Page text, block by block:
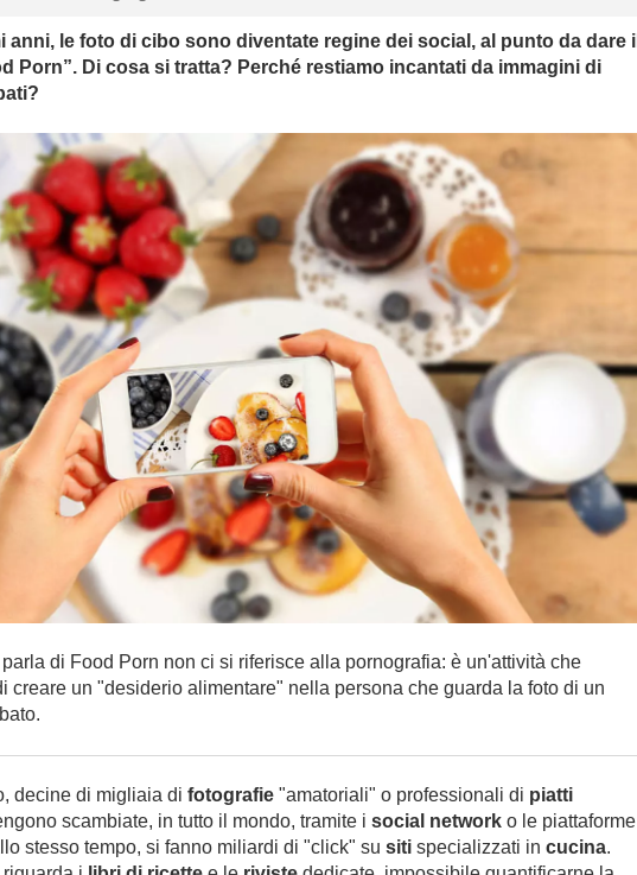
anni, le foto di cibo sono diventate regine dei social, al punto da dare il
Porn”. Di cosa si tratta? Perché restiamo incantati da immagini di
di Food Porn non ci si riferisce alla pornografia: è un'attività che
creare un "desiderio alimentare" nella persona che guarda la foto di un
decine di migliaia di fotografie "amatoriali" o professionali di piatti
scambiate, in tutto il mondo, tramite i social network o le piattaforme
stesso tempo, si fanno miliardi di "click" su siti specializzati in cucina.